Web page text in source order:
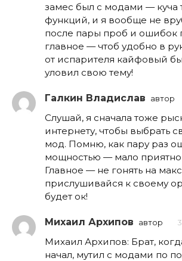
замес был с модами — куча
функций, и я вообще не
после пары проб и ошибок
главное — чтоб удобно в
от испарителя кайфовый
уловил свою тему!
Галкин Владислав автор
Слушай, я сначала тоже
интернету, чтобы выбрать
мод. Помню, как пару раз
мощностью — мало приятно
Главное — не гонять на
прислушивайся к своему
будет ок!
Михаил Архипов автор
Михаил Архипов: Брат,
начал, мутил с модами по